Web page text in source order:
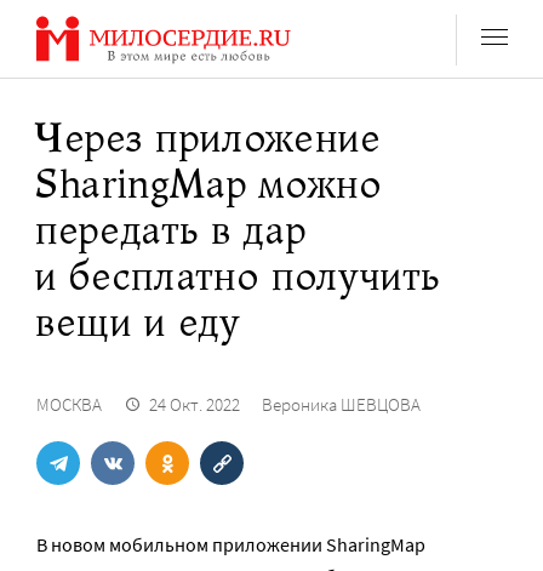
Перейти
содержанию
Через приложение
SharingMap можно
передать в дар
и бесплатно получить
вещи и еду
МОСКВА 24 Окт. 2022 Вероника ШЕВЦОВА
В новом мобильном приложении SharingMap